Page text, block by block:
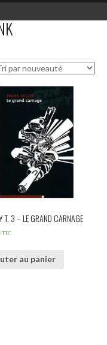
T. 3 – LE GRAND CARNAGE
TTC
au panier